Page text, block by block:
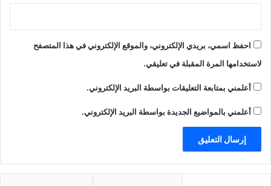
احفظ اسمي، بريدي الإلكتروني، والموقع الإلكتروني في هذا المتصفح
لاستخدامها المرة المقبلة في تعليقي.
أعلمني بمتابعة التعليقات بواسطة البريد الإلكتروني.
أعلمني بالمواضيع الجديدة بواسطة البريد الإلكتروني.